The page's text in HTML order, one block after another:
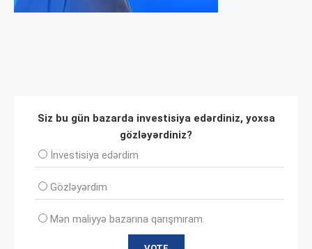
Siz bu gün bazarda investisiya edərdiniz, yoxsa
gözləyərdiniz?
İnvеstisiya edərdim
Gözləyərdim
Mən maliyyə bazarına qarışmıram